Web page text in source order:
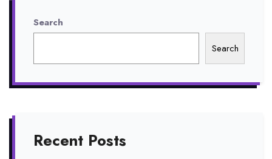
Search
Search
Recent Posts